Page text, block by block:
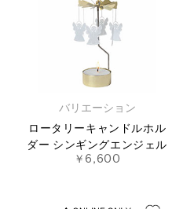
バリエーション
ロータリーキャンドルホル
ダー シンギングエンジェル
￥6,600